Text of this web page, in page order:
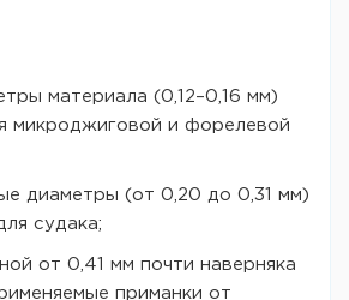
материала (0,12–0,16 мм)
микроджиговой и форелевой
диаметры (от 0,20 до 0,31 мм)
судака;
от 0,41 мм почти наверняка
приманки от